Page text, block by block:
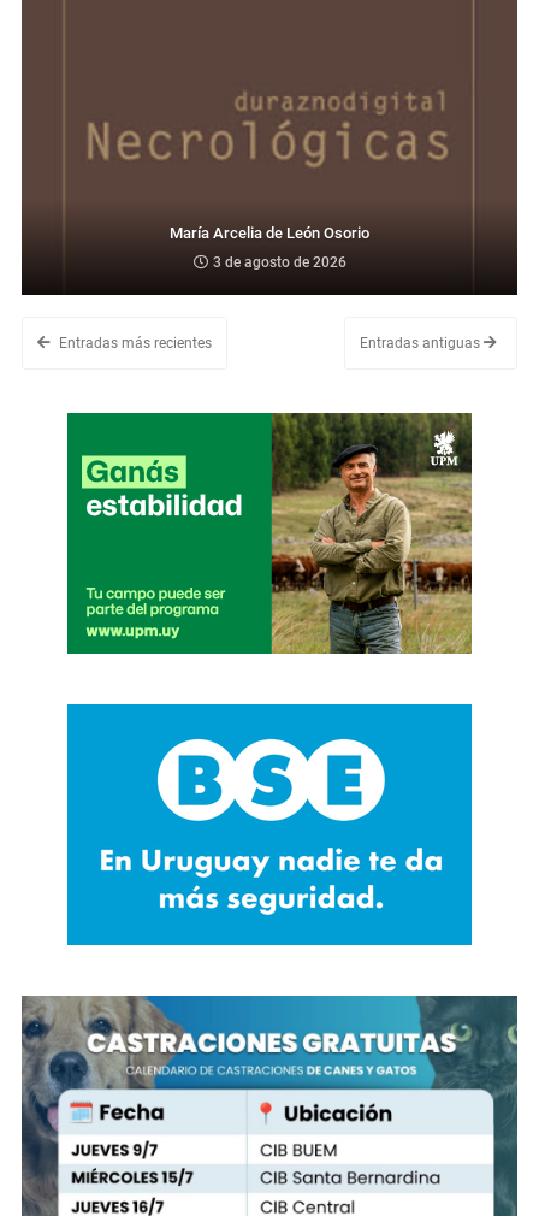
María Arcelia de León Osorio
3 de agosto de 2026
Entradas más recientes Entradas antiguas